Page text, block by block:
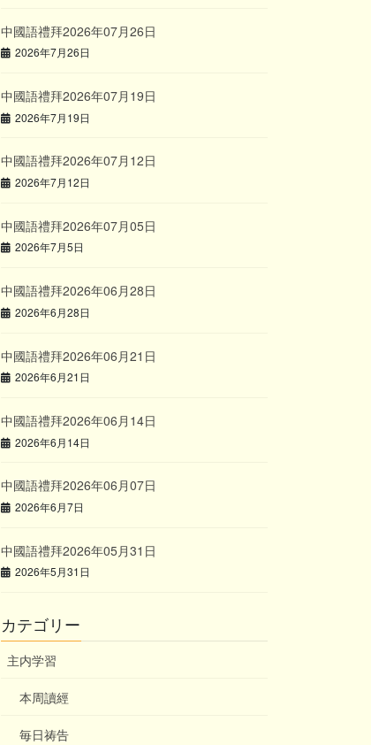
中國語禮拜2026年07月26日
2026年7月26日
中國語禮拜2026年07月19日
2026年7月19日
中國語禮拜2026年07月12日
2026年7月12日
中國語禮拜2026年07月05日
2026年7月5日
中國語禮拜2026年06月28日
2026年6月28日
中國語禮拜2026年06月21日
2026年6月21日
中國語禮拜2026年06月14日
2026年6月14日
中國語禮拜2026年06月07日
2026年6月7日
中國語禮拜2026年05月31日
2026年5月31日
カテゴリー
主内学習
本周讀經
毎日祷告